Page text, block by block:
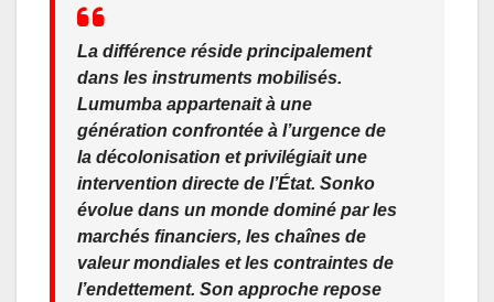
La différence réside principalement
dans les instruments mobilisés.
Lumumba appartenait à une
génération confrontée à l’urgence de
la décolonisation et privilégiait une
intervention directe de l’État. Sonko
évolue dans un monde dominé par les
marchés financiers, les chaînes de
valeur mondiales et les contraintes de
l’endettement. Son approche repose